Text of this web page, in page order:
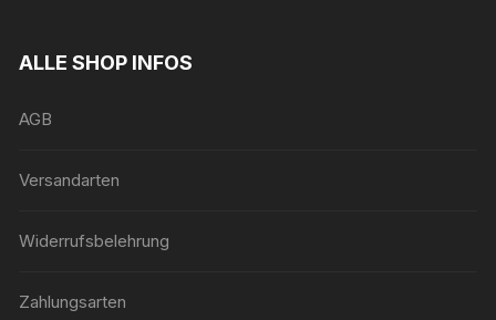
ALLE SHOP INFOS
AGB
Versandarten
Widerrufsbelehrung
Zahlungsarten